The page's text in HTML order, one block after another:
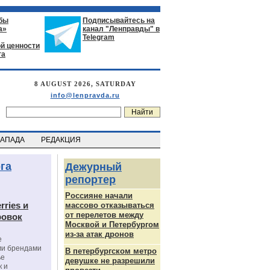
ценности
Подписывайтесь на
канал "Ленправды" в
Telegram
8 AUGUST 2026, SATURDAY
info@lenpravda.ru
РЕДАКЦИЯ
и
брендами
и
Дежурный
репортер
Россияне начали
массово отказываться
от перелетов между
Москвой и Петербургом
из-за атак дронов
В петербургском метро
девушке не разрешили